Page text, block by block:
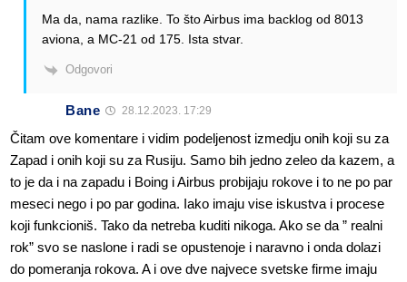
Ma da, nama razlike. To što Airbus ima backlog od 8013
aviona, a MC-21 od 175. Ista stvar.
Odgovori
Bane 28.12.2023. 17:29
Čitam ove komentare i vidim podeljenost izmedju onih koji su za
Zapad i onih koji su za Rusiju. Samo bih jedno zeleo da kazem, a
to je da i na zapadu i Boing i Airbus probijaju rokove i to ne po par
meseci nego i po par godina. Iako imaju vise iskustva i procese
koji funkcioniš. Tako da netreba kuditi nikoga. Ako se da ” realni
rok” svo se naslone i radi se opustenoje i naravno i onda dolazi
do pomeranja rokova. A i ove dve najvece svetske firme imaju